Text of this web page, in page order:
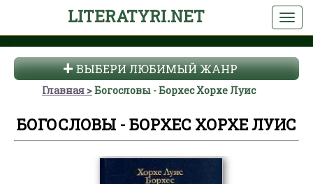
LITERATYRI.NET
ВЫБЕРИ ЛЮБИМЫЙ ЖАНР
Главная Богословы - Борхес Хорхе Луис
БОГОСЛОВЫ - БОРХЕС ХОРХЕ ЛУИС